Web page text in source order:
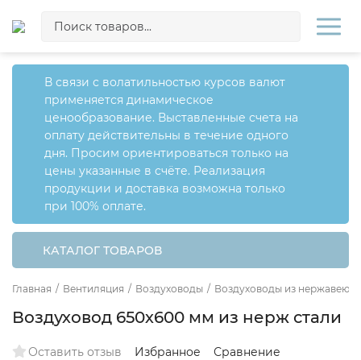
В связи с волатильностью курсов валют
применяется динамическое
ценообразование. Выставленные счета на
оплату действительны в течение одного
дня. Просим ориентироваться только на
цены указанные в счёте. Реализация
продукции и доставка возможна только
при 100% оплате.
КАТАЛОГ ТОВАРОВ
Главная / Вентиляция / Воздуховоды / Воздуховоды из
Воздуховод 650х600 мм из нерж стали
Оставить отзыв Избранное Сравнение